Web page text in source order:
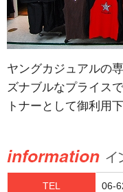
ヤングカジュアルの
ズナブルなプライス
トナーとして御利用下
TEL 06-